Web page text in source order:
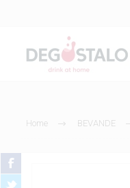
Home BEVANDE